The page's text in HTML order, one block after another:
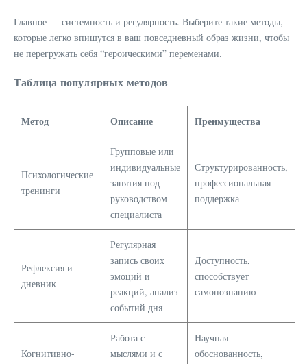
Главное — системность и регулярность. Выберите такие методы,
которые легко впишутся в ваш повседневный образ жизни, чтобы
не перегружать себя “героическими” переменами.
Таблица популярных методов
Метод Описание Преимущества
Психологические
тренинги
Групповые или
индивидуальные
занятия под
руководством
специалиста
Структурированность,
профессиональная
поддержка
Рефлексия и
дневник
Регулярная
запись своих
эмоций и
реакций, анализ
событий дня
Доступность,
способствует
самопознанию
Когнитивно-
Работа с
мыслями и с
Научная
обоснованность,